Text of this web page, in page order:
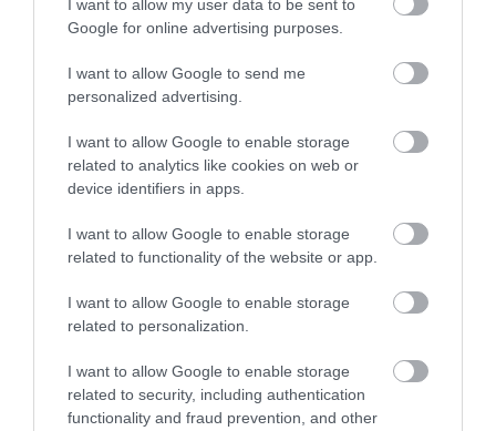
I want to allow my user data to be sent to
Google for online advertising purposes.
I want to allow Google to send me
personalized advertising.
I want to allow Google to enable storage
related to analytics like cookies on web or
device identifiers in apps.
I want to allow Google to enable storage
related to functionality of the website or app.
I want to allow Google to enable storage
related to personalization.
I want to allow Google to enable storage
related to security, including authentication
functionality and fraud prevention, and other
332 148 110